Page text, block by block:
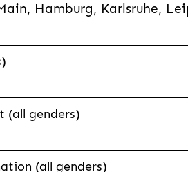
Hamburg, Karlsruhe,
(all genders)
(all genders)